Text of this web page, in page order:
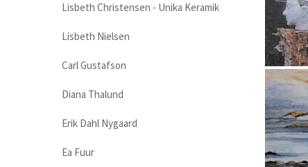
Lisbeth Christensen - Unika Keramik
Lisbeth Nielsen
Carl Gustafson
Diana Thalund
Erik Dahl Nygaard
Ea Fuur